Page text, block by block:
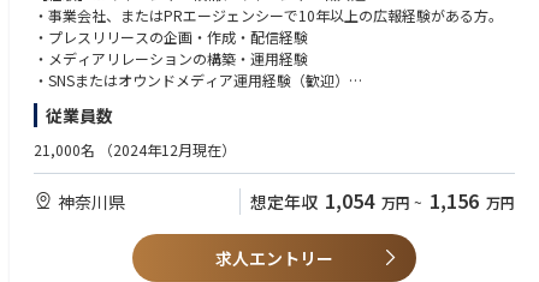
・自立した事業会社としての対外・対内広報の体制を構築
●具体的な仕事内容
長期の対外広報戦略の策定および推進
・メディアリレーションズの強化：国内外の主要メディア（新聞、TV、W
EB等）との関係構築・深耕、プレスリリースの企画・作成・配信
・危機管理広報（リスクマネジメント）：独立に伴う各種リスクを想定し
た、クライシス広報体制の整備と有事の対応
発信のコントロール）
・チームマネジメントと育成：メンバーの業務管理、OJTなどを通じた広
・事業会社、またはPRエージェンシーで10年以上の広報経験がある方。
・プレスリリースの企画・作成・配信経験
・メディアリレーションの構築・運用経験
・SNSまたはオウンドメディア運用経験（歓迎）
※管理職採用の場合は管理職もしくはリーダー経験、もしくは本ポジショ
ンに即した専門性をお持ちであること
・高いコミュニケーション力：メディアはもちろんですが、経営陣や他部
署との調整、発信内容の確認などが多くあります。
・文章力：プレスリリース・Owned記事の執筆、校正
・論理的・戦略的思考：経営陣などに、立案した広報戦略を提案したりし
従業員数
21,000名 （2024年12月現在）
神奈川県 想定年収 1,054 万円 ~ 1,156 万円
求人エントリー